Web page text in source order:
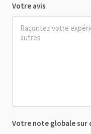
Votre avis
Votre note globale sur